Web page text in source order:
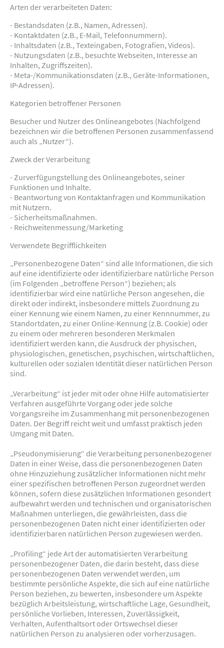
Arten der verarbeiteten Daten:
- Bestandsdaten (z.B., Namen, Adressen).
- Kontaktdaten (z.B., E-Mail, Telefonnummern).
- Inhaltsdaten (z.B., Texteingaben, Fotografien, Videos).
- Nutzungsdaten (z.B., besuchte Webseiten, Interesse an
Inhalten, Zugriffszeiten).
- Meta-/Kommunikationsdaten (z.B., Geräte-Informationen,
IP-Adressen).
Kategorien betroffener Personen
Besucher und Nutzer des Onlineangebotes (Nachfolgend
bezeichnen wir die betroffenen Personen zusammenfassend
auch als „Nutzer“).
Zweck der Verarbeitung
- Zurverfügungstellung des Onlineangebotes, seiner
Funktionen und Inhalte.
- Beantwortung von Kontaktanfragen und Kommunikation
mit Nutzern.
- Sicherheitsmaßnahmen.
- Reichweitenmessung/Marketing
Verwendete Begrifflichkeiten
„Personenbezogene Daten“ sind alle Informationen, die sich
auf eine identifizierte oder identifizierbare natürliche Person
(im Folgenden „betroffene Person“) beziehen; als
identifizierbar wird eine natürliche Person angesehen, die
direkt oder indirekt, insbesondere mittels Zuordnung zu
einer Kennung wie einem Namen, zu einer Kennnummer, zu
Standortdaten, zu einer Online-Kennung (z.B. Cookie) oder
zu einem oder mehreren besonderen Merkmalen
identifiziert werden kann, die Ausdruck der physischen,
physiologischen, genetischen, psychischen, wirtschaftlichen,
kulturellen oder sozialen Identität dieser natürlichen Person
sind.
„Verarbeitung“ ist jeder mit oder ohne Hilfe automatisierter
Verfahren ausgeführte Vorgang oder jede solche
Vorgangsreihe im Zusammenhang mit personenbezogenen
Daten. Der Begriff reicht weit und umfasst praktisch jeden
Umgang mit Daten.
„Pseudonymisierung“ die Verarbeitung personenbezogener
Daten in einer Weise, dass die personenbezogenen Daten
ohne Hinzuziehung zusätzlicher Informationen nicht mehr
einer spezifischen betroffenen Person zugeordnet werden
können, sofern diese zusätzlichen Informationen gesondert
aufbewahrt werden und technischen und organisatorischen
Maßnahmen unterliegen, die gewährleisten, dass die
personenbezogenen Daten nicht einer identifizierten oder
identifizierbaren natürlichen Person zugewiesen werden.
„Profiling“ jede Art der automatisierten Verarbeitung
personenbezogener Daten, die darin besteht, dass diese
personenbezogenen Daten verwendet werden, um
bestimmte persönliche Aspekte, die sich auf eine natürliche
Person beziehen, zu bewerten, insbesondere um Aspekte
bezüglich Arbeitsleistung, wirtschaftliche Lage, Gesundheit,
persönliche Vorlieben, Interessen, Zuverlässigkeit,
Verhalten, Aufenthaltsort oder Ortswechsel dieser
natürlichen Person zu analysieren oder vorherzusagen.